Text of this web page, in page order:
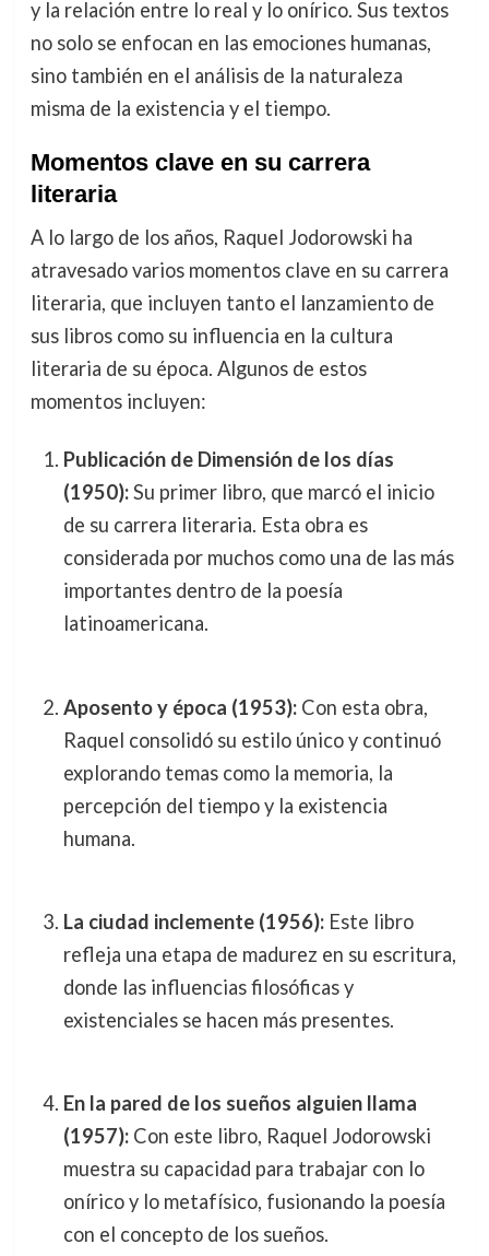
y la relación entre lo real y lo onírico. Sus textos
no solo se enfocan en las emociones humanas,
sino también en el análisis de la naturaleza
misma de la existencia y el tiempo.
Momentos clave en su carrera
literaria
A lo largo de los años, Raquel Jodorowski ha
atravesado varios momentos clave en su carrera
literaria, que incluyen tanto el lanzamiento de
sus libros como su influencia en la cultura
literaria de su época. Algunos de estos
momentos incluyen:
Publicación de Dimensión de los días
(1950):Su primer libro, que marcó el inicio
de su carrera literaria. Esta obra es
considerada por muchos como una de las más
importantes dentro de la poesía
latinoamericana.
Aposento y época (1953):Con esta obra,
Raquel consolidó su estilo único y continuó
explorando temas como la memoria, la
percepción del tiempo y la existencia
humana.
La ciudad inclemente (1956):Este libro
refleja una etapa de madurez en su escritura,
donde las influencias filosóficas y
existenciales se hacen más presentes.
En la pared de los sueños alguien llama
(1957):Con este libro, Raquel Jodorowski
muestra su capacidad para trabajar con lo
onírico y lo metafísico, fusionando la poesía
con el concepto de los sueños.